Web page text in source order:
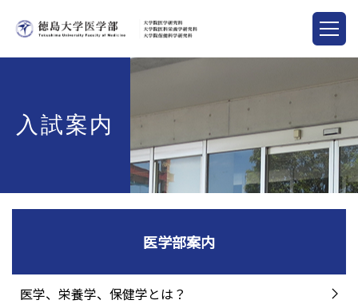
入試案内
医学部案内
医学、栄養学、保健学とは？